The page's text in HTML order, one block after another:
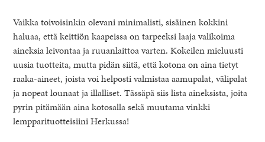
Vaikka toivoisinkin olevani minimalisti, sisäinen kokkini
haluaa, että keittiön kaapeissa on tarpeeksi laaja valikoima
aineksia leivontaa ja ruuanlaittoa varten. Kokeilen mieluusti
uusia tuotteita, mutta pidän siitä, että kotona on aina tietyt
raaka-aineet, joista voi helposti valmistaa aamupalat, välipalat
ja nopeat lounaat ja illalliset. Tässäpä siis lista aineksista, joita
pyrin pitämään aina kotosalla sekä muutama vinkki
lempparituotteisiini Herkussa!